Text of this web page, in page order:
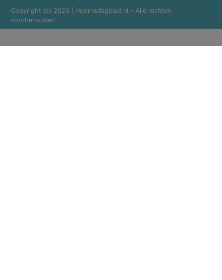
Copyright (c) 2026 | Hoornsdagblad.nl - Alle rechten
voorbehouden